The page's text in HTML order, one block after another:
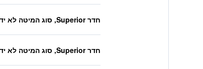
חדר Superior, סוג המיטה לא ידוע
חדר Superior, סוג המיטה לא ידוע